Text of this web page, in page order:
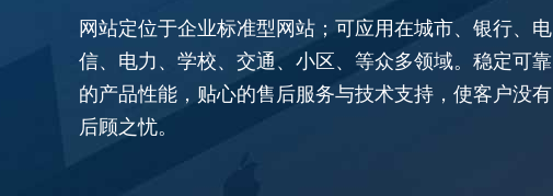
网站定位于企业标准型网站；可应用在城市、银行、电
信、电力、学校、交通、小区、等众多领域。稳定可靠
的产品性能，贴心的售后服务与技术支持，使客户没有
后顾之忧。